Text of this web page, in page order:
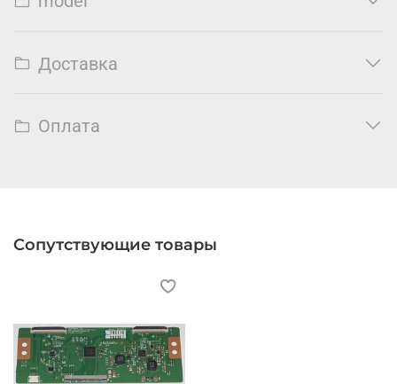
Доставка
Оплата
Сопутствующие товары